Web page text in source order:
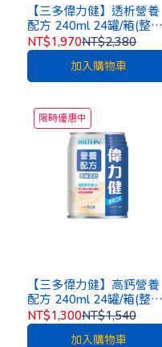
【三多偉力健】透析營養
配方 240ml 24罐/箱(整箱
出貨)
NT$1,970NT$2,380
加入購物車
限時優惠中
【三多偉力健】高鈣營養
配方 240ml 24罐/箱(整箱
出貨)
NT$1,300NT$1,540
加入購物車